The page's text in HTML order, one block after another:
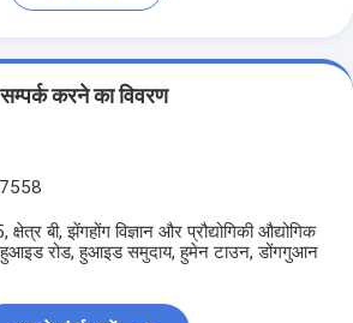
सम्पर्क करने का विवरण
बी, झेंगहोंग विज्ञान और प्रौद्योगिकी औद्योगिक
हुआइड रोड, हुआइड समुदाय, हुमेन टाउन, डोंगगुआन